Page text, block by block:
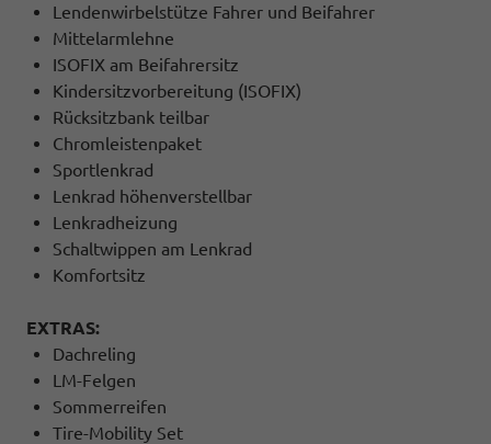
Lendenwirbelstütze Fahrer und Beifahrer
Mittelarmlehne
ISOFIX am Beifahrersitz
Kindersitzvorbereitung (ISOFIX)
Rücksitzbank teilbar
Chromleistenpaket
Sportlenkrad
Lenkrad höhenverstellbar
Lenkradheizung
Schaltwippen am Lenkrad
Komfortsitz
EXTRAS:
Dachreling
LM-Felgen
Sommerreifen
Tire-Mobility Set